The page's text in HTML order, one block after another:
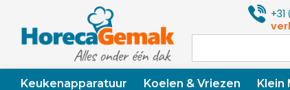
+31
Keukenapparatuur Koelen & Vriezen Klein